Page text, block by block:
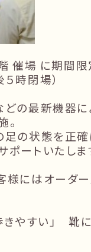
催場 に期間限
時閉場）
の最新機器に
。
の状態を正確
ートいたしま
様にはオーダー
きやすい」 靴